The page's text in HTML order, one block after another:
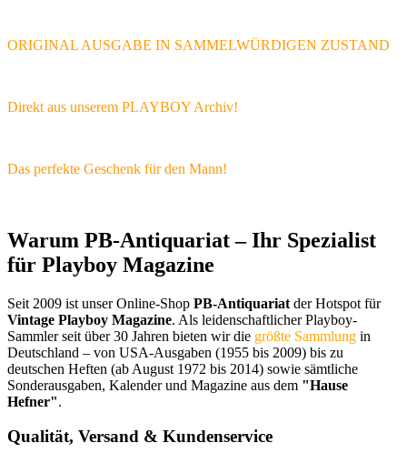
ORIGINAL AUSGABE IN SAMMELWÜRDIGEN ZUSTAND
Direkt aus unserem PLAYBOY Archiv!
Das perfekte Geschenk für den Mann!
Warum PB-Antiquariat – Ihr Spezialist
für Playboy Magazine
Seit 2009 ist unser Online-Shop PB-Antiquariat der Hotspot für
Vintage Playboy Magazine. Als leidenschaftlicher Playboy-
Sammler seit über 30 Jahren bieten wir die größte Sammlung in
Deutschland – von USA-Ausgaben (1955 bis 2009) bis zu
deutschen Heften (ab August 1972 bis 2014) sowie sämtliche
Sonderausgaben, Kalender und Magazine aus dem "Hause
Hefner".
Qualität, Versand & Kundenservice